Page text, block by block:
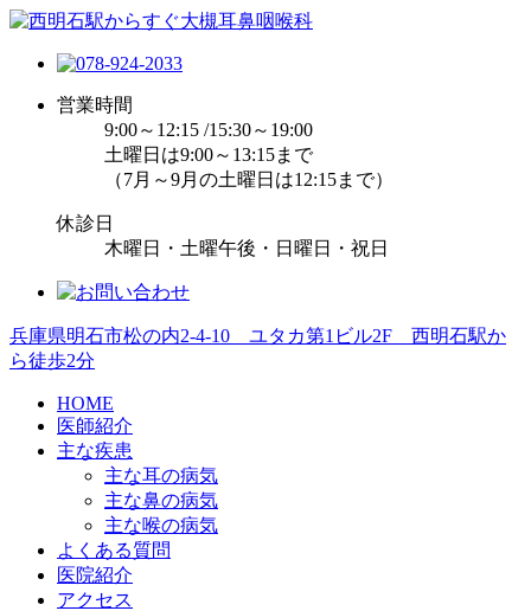
営業時間
9:00～12:15 /15:30～19:00
土曜日は9:00～13:15まで
（7月～9月の土曜日は12:15まで）
休診日
木曜日・土曜午後・日曜日・祝日
兵庫県明石市松の内2-4-10 ユタカ第1ビル2F 西明石駅か
ら徒歩2分
HOME
医師紹介
主な疾患
主な耳の病気
主な鼻の病気
主な喉の病気
よくある質問
医院紹介
アクセス